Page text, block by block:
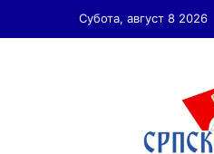
Субота, август 8 2026